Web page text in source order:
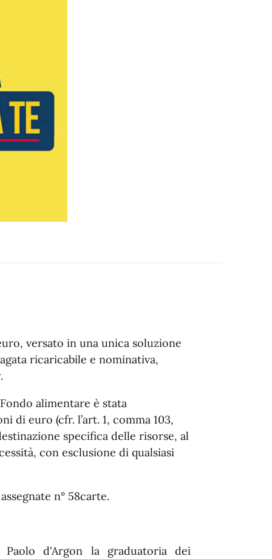
versato in una unica soluzione
ricaricabile e nominativa,
alimentare è stata
di euro (cfr. l’art. 1, comma 103,
specifica delle risorse, al
con esclusione di qualsiasi
n° 58carte.
d'Argon la graduatoria dei